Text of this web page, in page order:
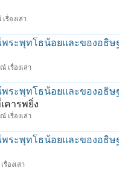
รื่องเล่า
ระพุทโธน้อยและของอธิษ
เรื่องเล่า
ระพุทโธน้อยและของอธิษ
คารพยิ่ง
เรื่องเล่า
ระพุทโธน้อยและของอธิษ
รื่องเล่า